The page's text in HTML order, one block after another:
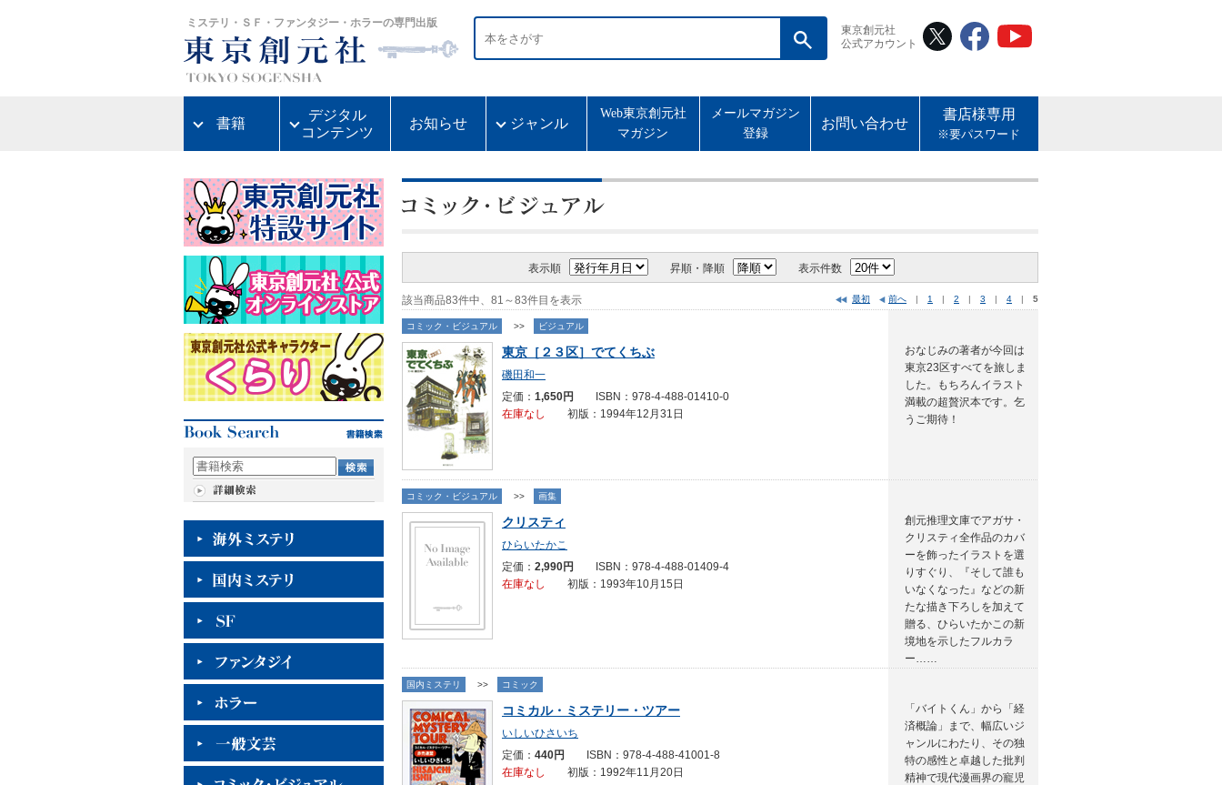
ミステリ・ＳＦ・ファンタジー・ホラーの専門出版
東京創元社
公式アカウント
書籍
デジタル
コンテンツ
お知らせ ジャンル
Web東京創元社
マガジン
メールマガジン
登録
お問い合わせ
書店様専用
※要パスワード
表示順 昇順・降順 表示件数
該当商品83件中、81～83件目を表示 最初 前へ | 1 | 2 | 3 | 4 | 5
コミック・ビジュアル >> ビジュアル
東京［２３区］でてくちぶ
磯田和一
定価： 1,650円
ISBN：978-4-488-01410-0
在庫なし
初版：1994年12月31日
おなじみの著者が今回は
東京23区すべてを旅しま
した。もちろんイラスト
満載の超贅沢本です。乞
うご期待！
コミック・ビジュアル >> 画集
クリスティ
ひらいたかこ
定価： 2,990円
ISBN：978-4-488-01409-4
在庫なし
初版：1993年10月15日
創元推理文庫でアガサ・
クリスティ全作品のカバ
ーを飾ったイラストを選
りすぐり、『そして誰も
いなくなった』などの新
たな描き下ろしを加えて
贈る、ひらいたかこの新
境地を示したフルカラ
ー……
国内ミステリ >> コミック
コミカル・ミステリー・ツアー
いしいひさいち
定価： 440円
ISBN：978-4-488-41001-8
在庫なし
初版：1992年11月20日
「バイトくん」から「経
済概論」まで、幅広いジ
ャンルにわたり、その独
特の感性と卓越した批判
精神で現代漫画界の寵児